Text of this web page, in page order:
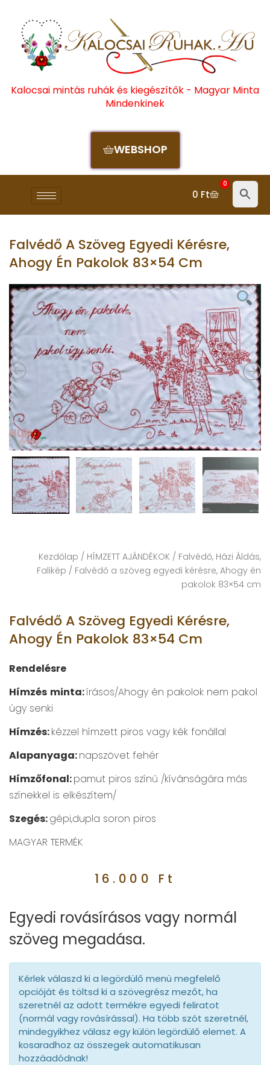
Kalocsai mintás ruhák és kiegészítők - Magyar Minta
Mindenkinek
WEBSHOP
0 Ft
0
Falvédő A Szöveg Egyedi Kérésre,
Ahogy Én Pakolok 83×54 Cm
Kezdőlap / HÍMZETT AJÁNDÉKOK / Falvédő, Házi Áldás,
Falikép / Falvédő a szöveg egyedi kérésre, Ahogy én
pakolok 83×54 cm
Falvédő A Szöveg Egyedi Kérésre,
Ahogy Én Pakolok 83×54 Cm
Rendelésre
Hímzés minta:írásos/Ahogy én pakolok nem pakol
úgy senki
Hímzés:kézzel hímzett piros vagy kék fonállal
Alapanyaga:napszövet fehér
Hímzőfonal:pamut piros színű /kívánságára más
színekkel is elkészítem/
Szegés:gépi,dupla soron piros
MAGYAR TERMÉK
16.000 Ft
Egyedi rovásírásos vagy normál
szöveg megadása.
Kérlek válaszd ki a legördülő menü megfelelő
opcióját és töltsd ki a szövegrész mezőt, ha
szeretnél az adott termékre egyedi feliratot
(normál vagy rovásírással). Ha több szót szeretnél,
mindegyikhez válasz egy külön legördülő elemet. A
kosaradhoz az összegek automatikusan
hozzáadódnak!